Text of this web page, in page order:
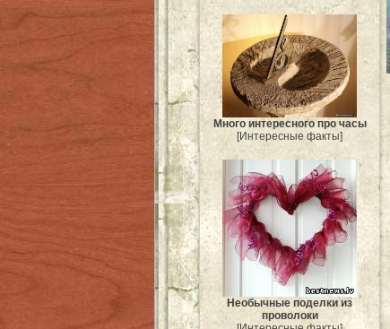
Много интересного про часы
[Интересные факты]
Необычные поделки из
проволоки